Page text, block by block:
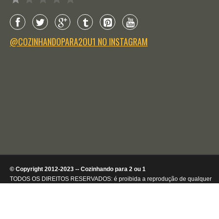
@COZINHANDOPARA2OU1 NO INSTAGRAM
© Copyright 2012-2023 -- Cozinhando para 2 ou 1
TODOS OS DIREITOS RESERVADOS: é proibida a reprodução de qualquer